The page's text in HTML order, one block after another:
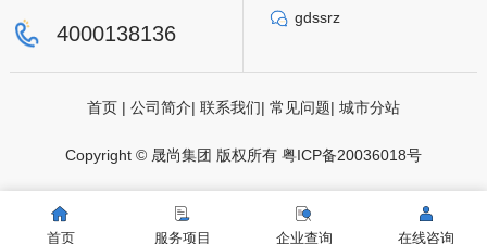
4000138136
gdssrz
首页 | 公司简介| 联系我们| 常见问题| 城市分站
Copyright © 晟尚集团 版权所有 粤ICP备20036018号
首页 服务项目 企业查询 在线咨询